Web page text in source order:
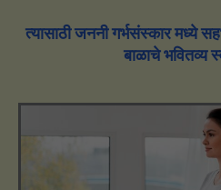
त्यासाठी जननी गर्भसंस्कार मध्ये
बाळाचे भवितव्य